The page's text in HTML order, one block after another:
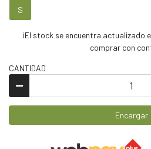
S
¡El stock se encuentra actualizado
comprar con
CANTIDAD
Encargar